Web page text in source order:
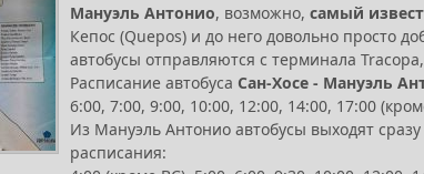
Мануэль Антонио, возможно, самый
Кепос (Quepos) и до него довольно просто
автобусы отправляются с терминала
Расписание автобуса Сан-Хосе - Мануэль
6:00, 7:00, 9:00, 10:00, 12:00, 14:00, 17:00
Из Мануэль Антонио автобусы выходят
расписания: